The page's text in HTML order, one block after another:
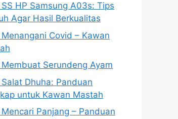
SS HP Samsung A03s: Tips
Agar Hasil Berkualitas
Menangani Covid – Kawan
Membuat Serundeng Ayam
Salat Dhuha: Panduan
untuk Kawan Mastah
Mencari Panjang – Panduan